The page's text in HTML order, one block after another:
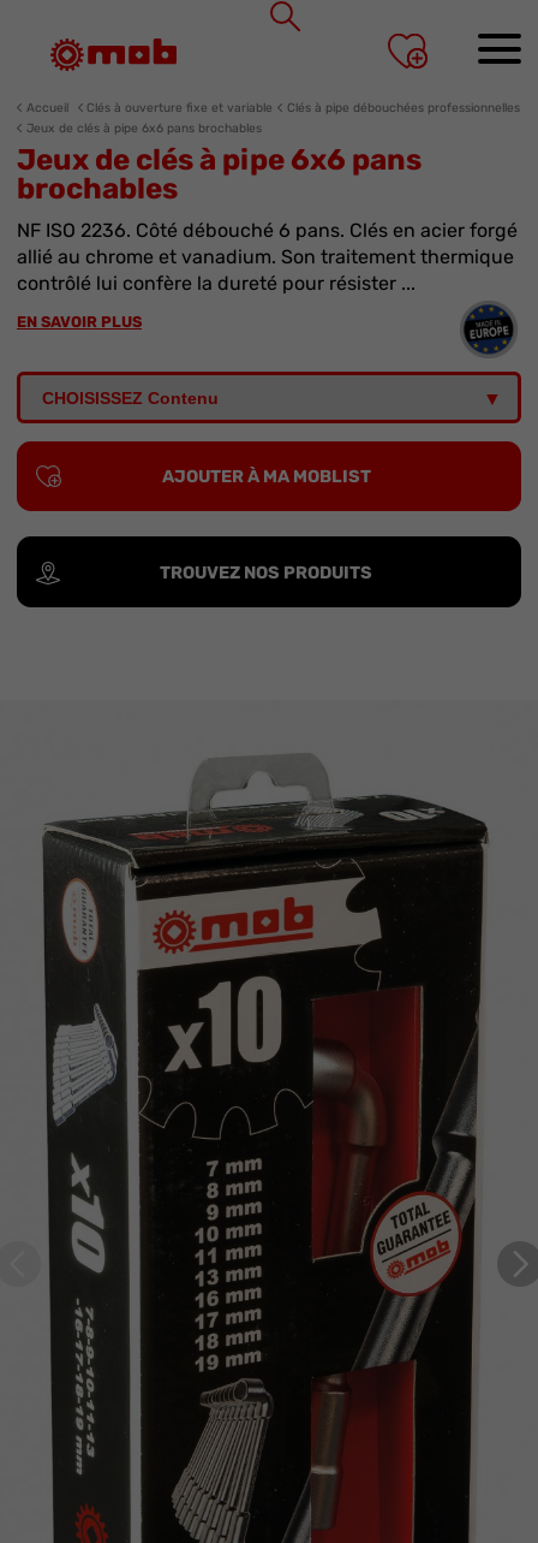
Accueil Clés à ouverture fixe et variable
Clés à pipe débouchées professionnelles
Jeux de clés à pipe 6x6 pans brochables
Jeux de clés à pipe 6x6 pans
brochables
NF ISO 2236. Côté débouché 6 pans. Clés en acier forgé
allié au chrome et vanadium. Son traitement thermique
contrôlé lui confère la dureté pour résister ...
EN SAVOIR PLUS
AJOUTER À MA MOBLIST
TROUVEZ NOS PRODUITS